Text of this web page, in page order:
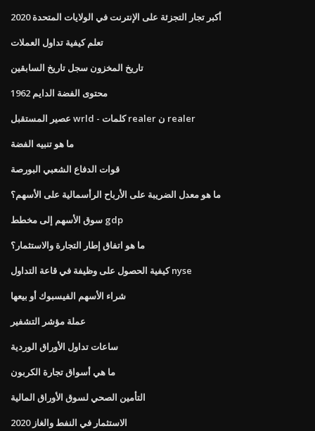
أكبر تجار التجزئة على الإنترنت في الولايات المتحدة 2020
تعلم كيفية تداول العملات
تاريخ المخزون سجل تاريخ السابقين
محتوى الفضة الدايم 1962
عصير المستقبل wrld - كلمات realer ن realer
ما هو تنبيه الفضة
قوات الدفاع الشعبي البورصة
ما هو معدل الضريبة على الأرباح الرأسمالية على الأسهم؟
سوق الأسهم إلى مخطط gdp
ما هو اتفاق إطار التجارة والاستثمار؟
كيفية الحصول على وظيفة في قاعة التداول nyse
شراء الأسهم الفيسبوك أو بيعها
عملة مؤشر التشفير
ساعات تداول الأوراق الوردية
ما هي أسواق تجارة الكربون
التأمين الصحي لسوق الأوراق المالية
الاستثمار في النفط والغاز 2020